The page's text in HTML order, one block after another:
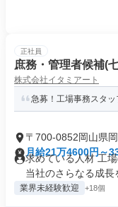
正社員
庶務・管理者候補(
株式会社イタミアート
急募！工場事務スタ
〒700-0852岡山県
月給21万4600円～
求めている人材 工
当社のさらなる成長
業界未経験歓迎 +18個